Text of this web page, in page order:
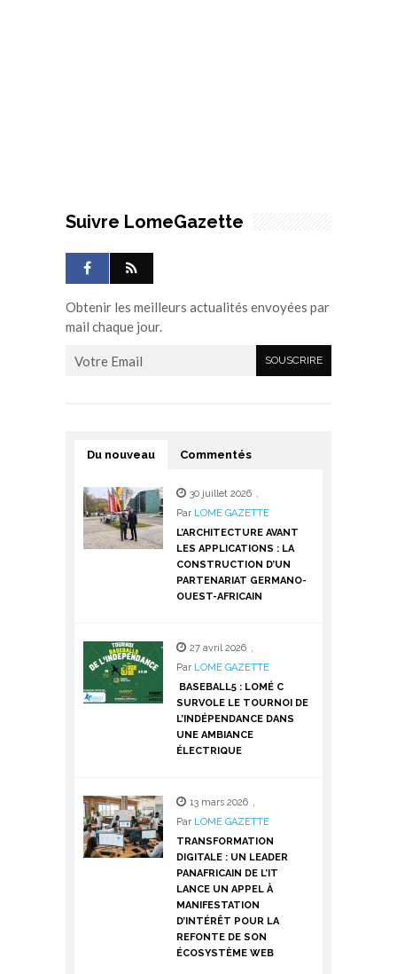
Suivre LomeGazette
Obtenir les meilleurs actualités envoyées par
mail chaque jour.
Du nouveau Commentés
30 juillet 2026 ,
Par LOME GAZETTE
L’ARCHITECTURE AVANT
LES APPLICATIONS : LA
CONSTRUCTION D’UN
PARTENARIAT GERMANO-
OUEST-AFRICAIN
27 avril 2026 ,
Par LOME GAZETTE
BASEBALL5 : LOMÉ C
SURVOLE LE TOURNOI DE
L’INDÉPENDANCE DANS
UNE AMBIANCE
ÉLECTRIQUE
13 mars 2026 ,
Par LOME GAZETTE
TRANSFORMATION
DIGITALE : UN LEADER
PANAFRICAIN DE L’IT
LANCE UN APPEL À
MANIFESTATION
D’INTÉRÊT POUR LA
REFONTE DE SON
ÉCOSYSTÈME WEB